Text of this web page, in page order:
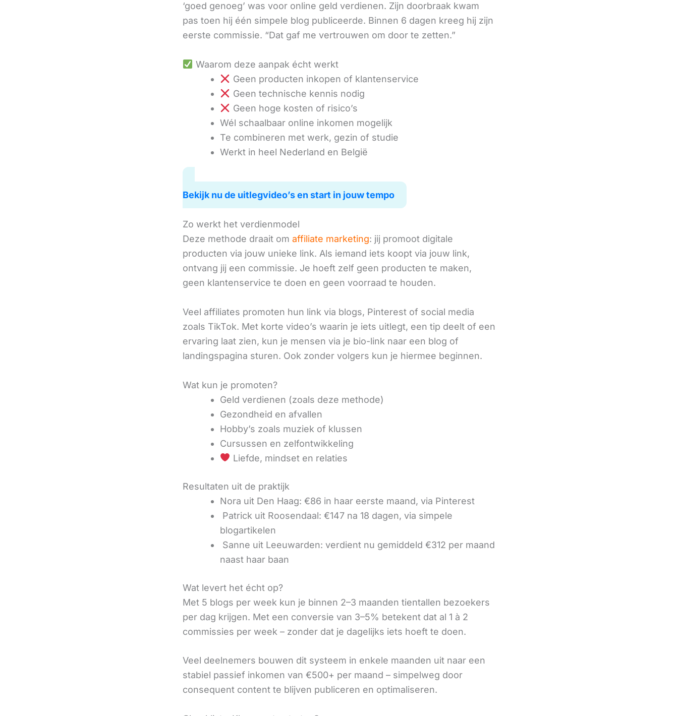
‘goed genoeg’ was voor online geld verdienen. Zijn doorbraak kwam
pas toen hij één simpele blog publiceerde. Binnen 6 dagen kreeg hij zijn
eerste commissie. “Dat gaf me vertrouwen om door te zetten.”
Waarom deze aanpak écht werkt
Geen producten inkopen of klantenservice
Geen technische kennis nodig
Geen hoge kosten of risico’s
Wél schaalbaar online inkomen mogelijk
Te combineren met werk, gezin of studie
Werkt in heel Nederland en België
Bekijk nu de uitlegvideo’s en start in jouw tempo
Zo werkt het verdienmodel
Deze methode draait om affiliate marketing: jij promoot digitale
producten via jouw unieke link. Als iemand iets koopt via jouw link,
ontvang jij een commissie. Je hoeft zelf geen producten te maken,
geen klantenservice te doen en geen voorraad te houden.
Veel affiliates promoten hun link via blogs, Pinterest of social media
zoals TikTok. Met korte video’s waarin je iets uitlegt, een tip deelt of een
ervaring laat zien, kun je mensen via je bio-link naar een blog of
landingspagina sturen. Ook zonder volgers kun je hiermee beginnen.
Wat kun je promoten?
Geld verdienen (zoals deze methode)
Gezondheid en afvallen
Hobby’s zoals muziek of klussen
Cursussen en zelfontwikkeling
Liefde, mindset en relaties
Resultaten uit de praktijk
Nora uit Den Haag: €86 in haar eerste maand, via Pinterest
‍ Patrick uit Roosendaal: €147 na 18 dagen, via simpele
blogartikelen
‍ Sanne uit Leeuwarden: verdient nu gemiddeld €312 per maand
naast haar baan
Wat levert het écht op?
Met 5 blogs per week kun je binnen 2–3 maanden tientallen bezoekers
per dag krijgen. Met een conversie van 3–5% betekent dat al 1 à 2
commissies per week – zonder dat je dagelijks iets hoeft te doen.
Veel deelnemers bouwen dit systeem in enkele maanden uit naar een
stabiel passief inkomen van €500+ per maand – simpelweg door
consequent content te blijven publiceren en optimaliseren.